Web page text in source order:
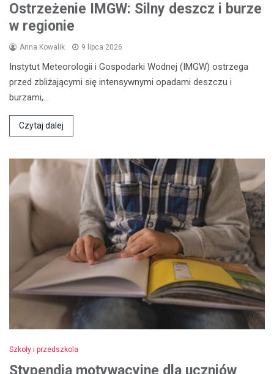
Ostrzeżenie IMGW: Silny deszcz i burze
w regionie
Anna Kowalik 9 lipca 2026
Instytut Meteorologii i Gospodarki Wodnej (IMGW) ostrzega
przed zbliżającymi się intensywnymi opadami deszczu i
burzami,…
Czytaj dalej
Szkoły i przedszkola
Stypendia motywacyjne dla uczniów